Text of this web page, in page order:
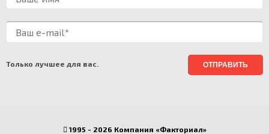
Только лучшее для вас.
1995 - 2026 Компания «Факториал»